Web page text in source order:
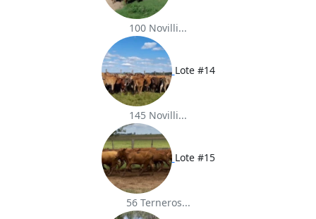
100 Novilli...
Lote #14
145 Novilli...
Lote #15
56 Terneros...